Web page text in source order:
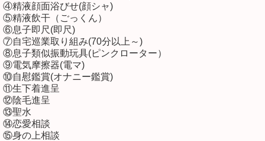
④精液顔面浴びせ(顔シャ)
⑤精液飲干（ごっくん）
⑥息子即尺(即尺)
⑦自宅巡業取り組み(70分以上～)
⑧息子類似振動玩具(ピンクローター）
⑨電気摩擦器(電マ)
⑩自慰鑑賞(オナニー鑑賞)
⑪生下着進呈
⑫陰毛進呈
⑬聖水
⑭恋愛相談
⑮身の上相談